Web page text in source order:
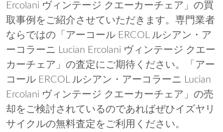
Ercolani ヴィンテージ クエーカーチェア」の買
取事例をご紹介させていただきます。専門業者
ならではの「アーコール ERCOL ルシアン・ア
ーコラーニ Lucian Ercolani ヴィンテージ クエー
カーチェア」の査定にご期待ください。「アー
コール ERCOL ルシアン・アーコラーニ Lucian
Ercolani ヴィンテージ クエーカーチェア」の売
却をご検討されているのであればぜひイズヤリ
サイクルの無料査定をご利用ください。